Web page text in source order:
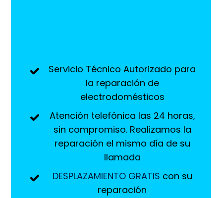
Servicio Técnico Autorizado para
la reparación de
electrodomésticos
Atención telefónica las 24 horas,
sin compromiso. Realizamos la
reparación el mismo día de su
llamada
DESPLAZAMIENTO GRATIS con su
reparación